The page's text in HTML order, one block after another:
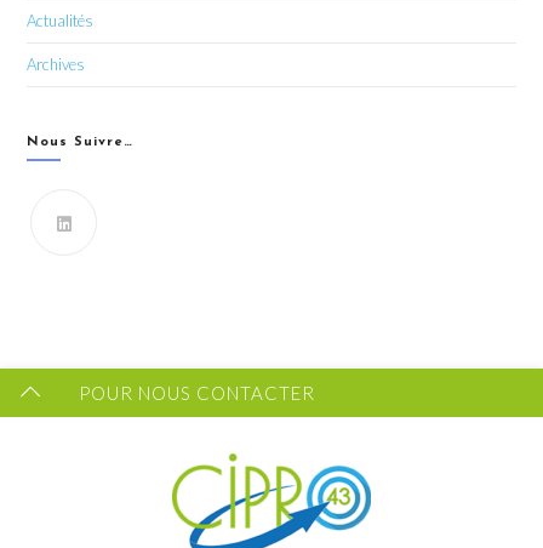
Actualités
Archives
Nous Suivre…
Vous souhaitez recevoir les dernières infos du CIPRO
POUR NOUS CONTACTER